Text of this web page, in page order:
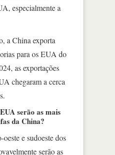
especialmente a
a China exporta
para os EUA do
as exportações
chegaram a cerca
serão as mais
da China?
e sudoeste dos
serão as